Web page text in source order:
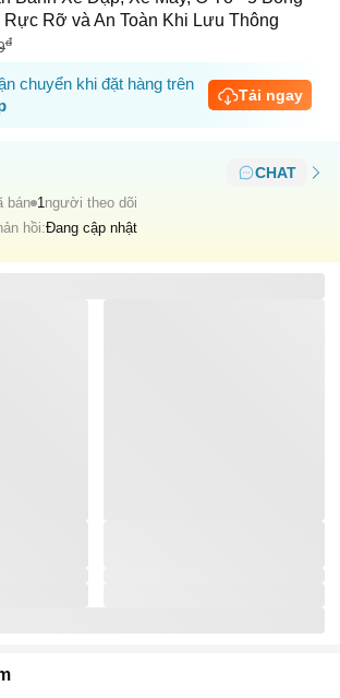
Rực Rỡ và An Toàn Khi Lưu Thông
đ
chuyển khi đặt hàng trên
Tải ngay
CHAT
bán 1 người theo dõi
hồi:Đang cập nhật